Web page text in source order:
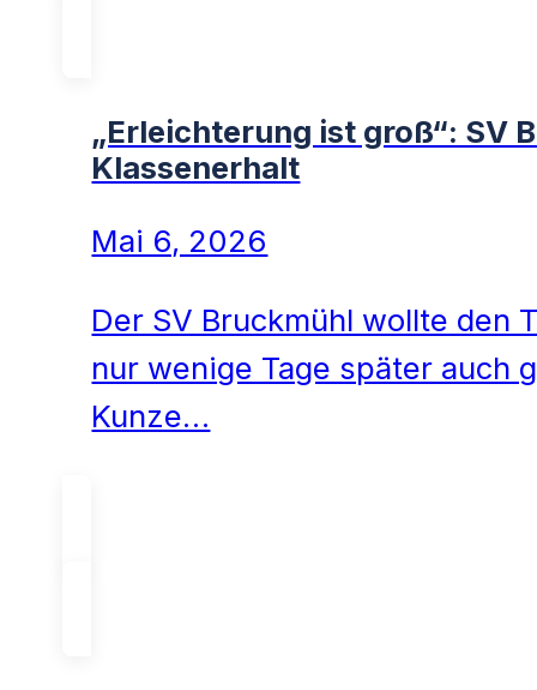
„Erleichterung ist groß“: SV
Klassenerhalt
Mai 6, 2026
Der SV Bruckmühl wollte den
nur wenige Tage später auch
Kunze…